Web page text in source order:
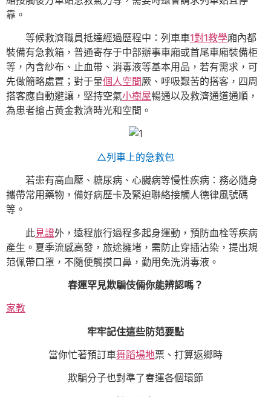
靠。
等候救濟職員抵達經過歷程中：列車車1對1教學廂內都
裝備有急救箱，普通寄存于中部辦事車廂或首尾車廂裝備柜
等，內含紗布、止血帶、消毒液等基本用品，若有需求，可
先做簡略處置；對于暈個人空間厥、呼吸艱苦的搭客，四周
搭客應自動避讓，堅持空氣小樹屋暢通以及救濟通道通順，
為患者搶占黃金救濟時光和空間。
△列車上的急救包
若患有高血壓、糖尿病、心臟病等慢性疾病：務必隨身
攜帶常用藥物，備好病歷卡及緊迫聯絡接觸人德律風號碼
等。
此見證外，遠程旅行過程多起身運動，預防血栓等疾病
產生。夏季流感高發，旅途擁堵，需防止穿插沾染，提出規
范佩帶口罩，不隨便觸摸口鼻，勤用免洗消毒液。
春運罕見欺騙伎倆你能辨認嗎？
家教
牢牢記住這些防范要點
當你忙著預訂車舞蹈場地票、打算返鄉時
欺騙分子也對準了春運各個環節